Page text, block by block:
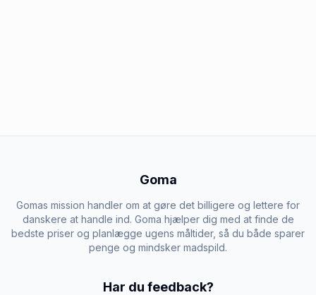
Goma
Gomas mission handler om at gøre det billigere og lettere for
danskere at handle ind. Goma hjælper dig med at finde de
bedste priser og planlægge ugens måltider, så du både sparer
penge og mindsker madspild.
Har du feedback?